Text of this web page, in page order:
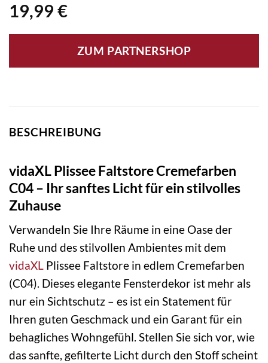
19,99 €
ZUM PARTNERSHOP
BESCHREIBUNG
vidaXL Plissee Faltstore Cremefarben
C04 – Ihr sanftes Licht für ein stilvolles
Zuhause
Verwandeln Sie Ihre Räume in eine Oase der
Ruhe und des stilvollen Ambientes mit dem
vidaXL Plissee Faltstore in edlem Cremefarben
(C04). Dieses elegante Fensterdekor ist mehr als
nur ein Sichtschutz – es ist ein Statement für
Ihren guten Geschmack und ein Garant für ein
behagliches Wohngefühl. Stellen Sie sich vor, wie
das sanfte, gefilterte Licht durch den Stoff scheint